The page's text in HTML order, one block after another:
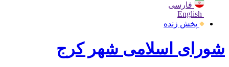
فارسی
English
پخش زنده
شورای اسلامی شهر کرج